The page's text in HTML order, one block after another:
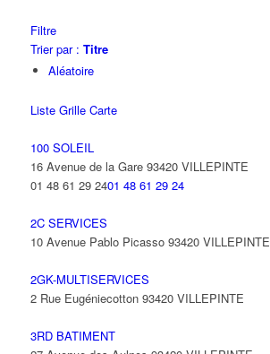
Filtre
Trier par : Titre
Aléatoire
Liste Grille Carte
100 SOLEIL
16 Avenue de la Gare 93420 VILLEPINTE
01 48 61 29 2401 48 61 29 24
2C SERVICES
10 Avenue Pablo Picasso 93420 VILLEPINTE
2GK-MULTISERVICES
2 Rue Eugéniecotton 93420 VILLEPINTE
3RD BATIMENT